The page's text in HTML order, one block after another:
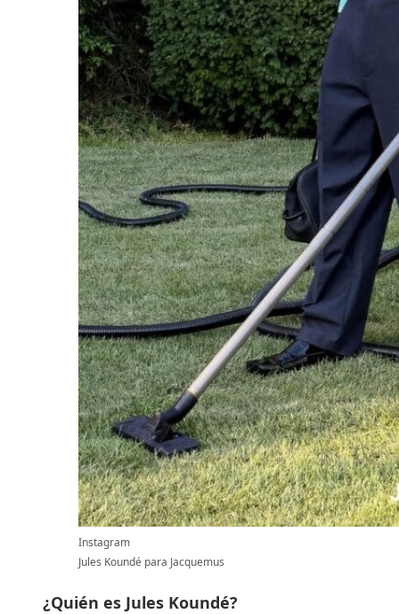
Instagram
Jules Koundé para Jacquemus
¿Quién es Jules Koundé?